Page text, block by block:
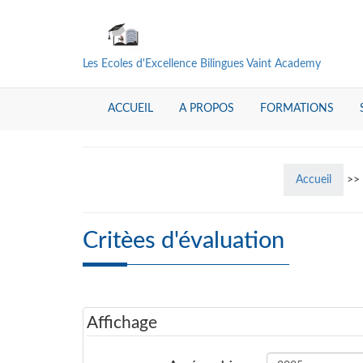
Les Ecoles d'Excellence Bilingues Vaint Academy
ACCUEIL A PROPOS FORMATIONS
Accueil >>
Critèes d'évaluation
Affichage